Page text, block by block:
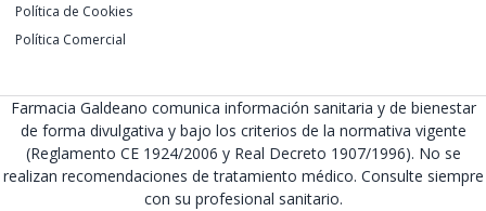
Política de Cookies
Política Comercial
Farmacia Galdeano comunica información sanitaria y de bienestar
de forma divulgativa y bajo los criterios de la normativa vigente
(Reglamento CE 1924/2006 y Real Decreto 1907/1996). No se
realizan recomendaciones de tratamiento médico. Consulte siempre
con su profesional sanitario.